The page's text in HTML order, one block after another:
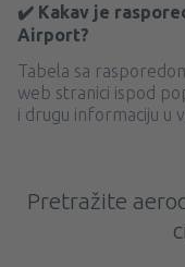
✔️ Kakav je
Airport?
Tabela sa
web stranici ispod
i drugu informaciju u
Pretražite